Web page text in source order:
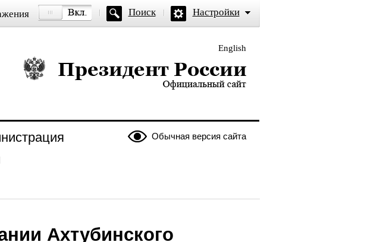
Поиск Настройки
English
Президент России — официальный сайт
Обычная версия сайта
Ахтубинского